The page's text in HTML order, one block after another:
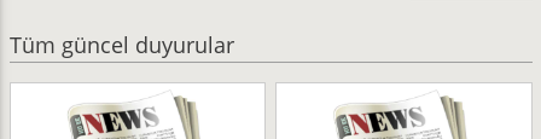
Tüm güncel duyurular